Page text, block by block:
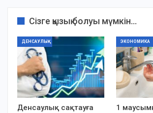
Сізге қызық болуы мүмкін...
ДЕНСАУЛЫҚ
Денсаулық сақтауға
ЭКОНОМИКА
1